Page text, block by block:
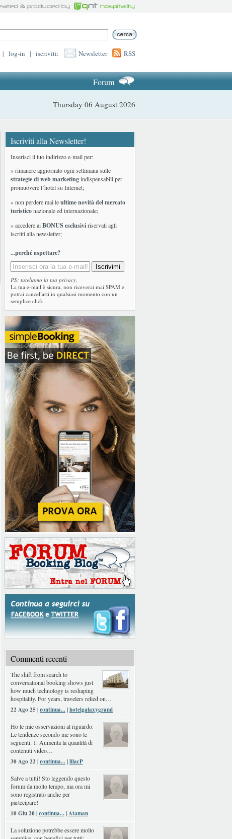
| log-in | iscriviti: Newsletter RSS
Forum
Thursday 06 August 2026
Iscriviti alla Newsletter!
Inserisci il tuo indirizzo e-mail per:
» rimanere aggiornato ogni settimana sulle
strategie di web marketingindispensabili per
promuovere l’hotel su Internet;
» non perdere mai leultime novità del mercato
turisticonazionale ed internazionale;
» accedere aiBONUS esclusiviriservati agli
iscritti alla newsletter;
...perché aspettare?
PS: tuteliamo la tua privacy.
La tua e-mail è sicura, non riceverai mai SPAM e
potrai cancellarti in qualsiasi momento con un
semplice click.
Commenti recenti
The shift from search to
conversational booking shows just
how much technology is reshaping
hospitality. For years, travelers relied on…
22 Ago 25 |continua...|hotelgalaxygrand
Ho le mie osservazioni al riguardo.
Le tendenze secondo me sono le
seguenti: 1. Aumenta la quantità di
contenuti video…
30 Ago 22 |continua...|lilacP
Salve a tutti! Sto leggendo questo
forum da molto tempo, ma ora mi
sono registrato anche per
partecipare!
10 Giu 20 |continua...|Ataman
La soluzione potrebbe essere molto